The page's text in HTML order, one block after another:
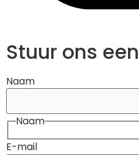
Stuur ons
Naam
Naam
E-mail